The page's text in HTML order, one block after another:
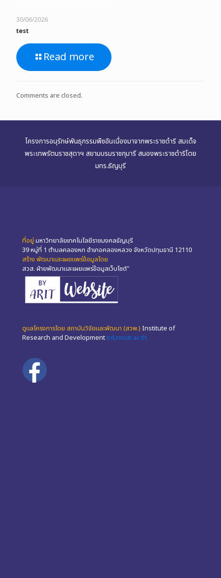
30/06/2026
test
Read more
Comments are closed.
โครงการอนุรักษ์พันธุกรรมพืชอันเนื่องมาจากพระราชดำริ สมเด็จ
พระเทพรัตนราชสุดาฯ สยามบรมราชกุมารี สนองพระราชดำริโดย
มทร.ธัญบุรี
ที่อยู่ มหาวิทยาลัยเทคโนโลยีราชมงคลธัญบุรี
39 หมู่ที่ 1 ตำบลคลองหก อำเภอคลองหลวง จังหวัดปทุมธานี 12110
สร้าง พัฒนาและเผยแพร่ข้อมูลโดย
สวส. ฝ่ายพัฒนาและเผยแพร่ข้อมูลเว็บไซต์"
ดูแลโครงการโดย สถาบันวิจัยและพัฒนา (สวพ.) Institute of
Research and Development ird.rmutt.ac.th